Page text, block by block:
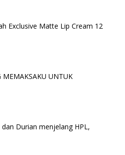
Exclusive Matte Lip Cream 12
MEMAKSAKU UNTUK
Durian menjelang HPL,